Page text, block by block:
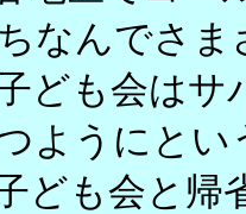
なんでさ
ども会はサ
ようにとい
ども会と帰